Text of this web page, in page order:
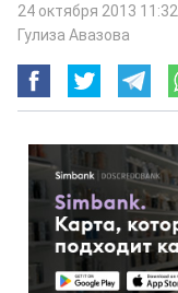
24 октября 2013 11:32
Гулиза Авазова